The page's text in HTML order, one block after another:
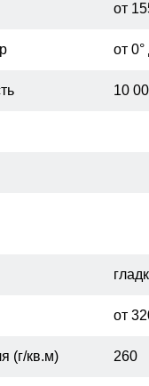
от
от 0°
10
от
(г/кв.м) 260